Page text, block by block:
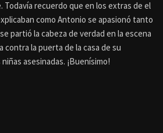
Todavía recuerdo que en los extras de el
como Antonio se apasionó tanto
partió la cabeza de verdad en la escena
contra la puerta de la casa de su
asesinadas. ¡Buenísimo!